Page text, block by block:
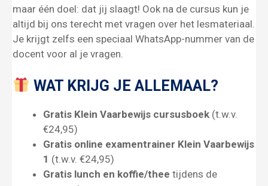
maar één doel: dat jij slaagt! Ook na de cursus kun je
altijd bij ons terecht met vragen over het lesmateriaal.
Je krijgt zelfs een speciaal WhatsApp-nummer van de
docent voor al je vragen.
WAT KRIJG JE ALLEMAAL?
Gratis Klein Vaarbewijs cursusboek (t.w.v.
€24,95)
Gratis online examentrainer Klein Vaarbewijs
1 (t.w.v. €24,95)
Gratis lunch en koffie/thee tijdens de